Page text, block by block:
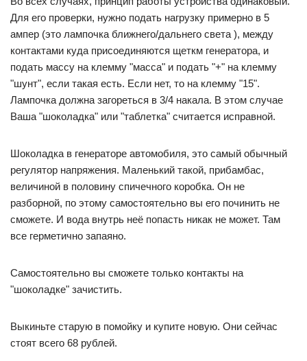
Для его проверки, нужно подать нагрузку примерно в 5
ампер (это лампочка ближнего/дальнего света ), между
контактами куда присоединяются щеткм генератора, и
подать массу на клемму "масса" и подать "+" на клемму
"шунт", если такая есть. Если нет, то на клемму "15".
Лампочка должна загореться в 3/4 накала. В этом случае
Ваша "шоколадка" или "таблетка" считается исправной.
Шоколадка в генераторе автомобиля, это самый обычный
регулятор напряжения. Маленький такой, прибамбас,
величиной в половину спичечного коробка. Он не
разборной, по этому самостоятельно вы его починить не
сможете. И вода внутрь неё попасть никак не может. Там
все герметично запаяно.
Самостоятельно вы сможете только контакты на
"шоколадке" зачистить.
Выкиньте старую в помойку и купите новую. Они сейчас
стоят всего 68 рублей.